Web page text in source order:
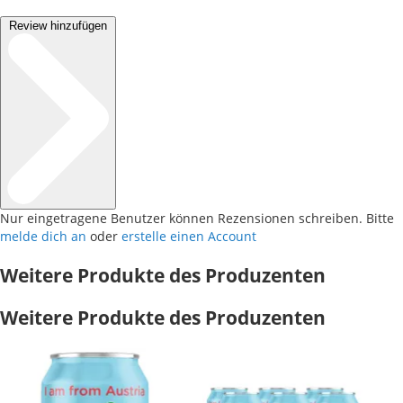
Review hinzufügen
Nur eingetragene Benutzer können Rezensionen schreiben. Bitte
melde dich an oder erstelle einen Account
Weitere Produkte des Produzenten
Weitere Produkte des Produzenten